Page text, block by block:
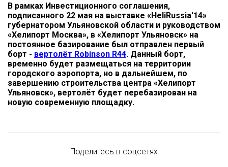
В рамках Инвестиционного соглашения,
подписанного 22 мая на выставке «HeliRussia'14»
губернатором Ульяновской области и руководством
«Хелипорт Москва», в «Хелипорт Ульяновск» на
постоянное базирование был отправлен первый
борт - вертолёт Robinson R44. Данный борт,
временно будет размещаться на территории
городского аэропорта, но в дальнейшем, по
завершению строительства центра «Хелипорт
Ульяновск», вертолёт будет перебазирован на
новую современную площадку.
Поделитесь в соцсетях